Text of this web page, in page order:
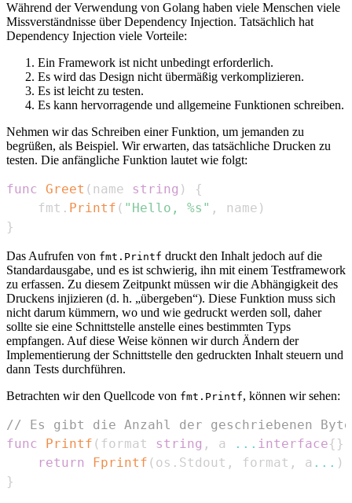
Während der Verwendung von Golang haben viele Menschen viele
Missverständnisse über Dependency Injection. Tatsächlich hat
Dependency Injection viele Vorteile:
Ein Framework ist nicht unbedingt erforderlich.
Es wird das Design nicht übermäßig verkomplizieren.
Es ist leicht zu testen.
Es kann hervorragende und allgemeine Funktionen schreiben.
Nehmen wir das Schreiben einer Funktion, um jemanden zu
begrüßen, als Beispiel. Wir erwarten, das tatsächliche Drucken zu
testen. Die anfängliche Funktion lautet wie folgt:
func Greet ( name string )
{
    fmt
. Printf ( "Hello, %s" , name )
}
Das Aufrufen von fmt.Printf druckt den Inhalt jedoch auf die
Standardausgabe, und es ist schwierig, ihn mit einem Testframework
zu erfassen. Zu diesem Zeitpunkt müssen wir die Abhängigkeit des
Druckens injizieren (d. h. „übergeben“). Diese Funktion muss sich
nicht darum kümmern, wo und wie gedruckt werden soll, daher
sollte sie eine Schnittstelle anstelle eines bestimmten Typs
empfangen. Auf diese Weise können wir durch Ändern der
Implementierung der Schnittstelle den gedruckten Inhalt steuern und
dann Tests durchführen.
Betrachten wir den Quellcode von fmt.Printf, können wir sehen:
// Es gibt die Anzahl der geschriebenen
func
Printf ( format string , a ... interface{ }
return
Fprintf ( os . Stdout , format , a ... )
}